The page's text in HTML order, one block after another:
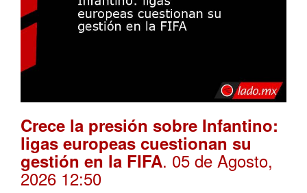
Crece la presión sobre Infantino:
ligas europeas cuestionan su
gestión en la FIFA. 05 de Agosto,
2026 12:50